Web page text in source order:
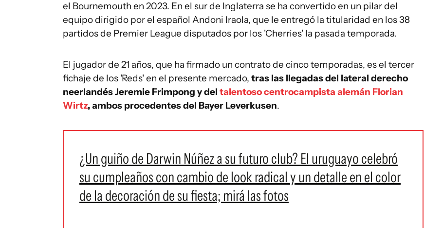
el Bournemouth en 2023. En el sur de Inglaterra se ha convertido en un pilar del
equipo dirigido por el español Andoni Iraola, que le entregó la titularidad en los 38
partidos de Premier League disputados por los 'Cherries' la pasada temporada.
El jugador de 21 años, que ha firmado un contrato de cinco temporadas, es el tercer
fichaje de los 'Reds' en el presente mercado, tras las llegadas del lateral derecho
neerlandés Jeremie Frimpong y del talentoso centrocampista alemán Florian
Wirtz, ambos procedentes del Bayer Leverkusen.
¿Un guiño de Darwin Núñez a su futuro club? El uruguayo celebró
su cumpleaños con cambio de look radical y un detalle en el color
de la decoración de su fiesta; mirá las fotos